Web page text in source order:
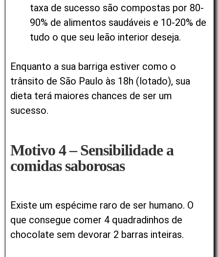
taxa de sucesso são compostas por 80-
90% de alimentos saudáveis e 10-20% de
tudo o que seu leão interior deseja.
Enquanto a sua barriga estiver como o
trânsito de São Paulo às 18h (lotado), sua
dieta terá maiores chances de ser um
sucesso.
Motivo 4 – Sensibilidade a
comidas saborosas
Existe um espécime raro de ser humano. O
que consegue comer 4 quadradinhos de
chocolate sem devorar 2 barras inteiras.